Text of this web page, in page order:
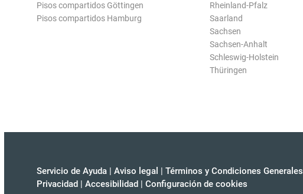
Pisos compartidos Göttingen
Pisos compartidos Hamburg
Rheinland-Pfalz
Saarland
Sachsen
Sachsen-Anhalt
Schleswig-Holstein
Thüringen
Servicio de Ayuda | Aviso legal | Términos y Condiciones Generales
Privacidad | Accesibilidad | Configuración de cookies